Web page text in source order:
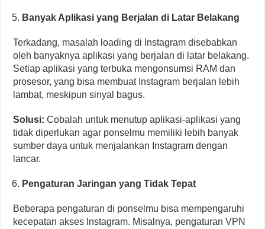
Banyak Aplikasi yang Berjalan di Latar Belakang
Terkadang, masalah loading di Instagram disebabkan
oleh banyaknya aplikasi yang berjalan di latar belakang.
Setiap aplikasi yang terbuka mengonsumsi RAM dan
prosesor, yang bisa membuat Instagram berjalan lebih
lambat, meskipun sinyal bagus.
Solusi: Cobalah untuk menutup aplikasi-aplikasi yang
tidak diperlukan agar ponselmu memiliki lebih banyak
sumber daya untuk menjalankan Instagram dengan
lancar.
Pengaturan Jaringan yang Tidak Tepat
Beberapa pengaturan di ponselmu bisa mempengaruhi
kecepatan akses Instagram. Misalnya, pengaturan VPN